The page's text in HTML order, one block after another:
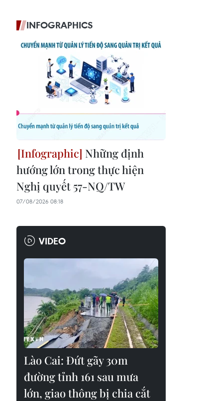
INFOGRAPHICS
Những định
hướng lớn trong thực hiện
Nghị quyết 57-NQ/TW
07/08/2026 08:18
VIDEO
Lào Cai: Đứt gãy 30m
đường tỉnh 161 sau mưa
lớn, giao thông bị chia cắt